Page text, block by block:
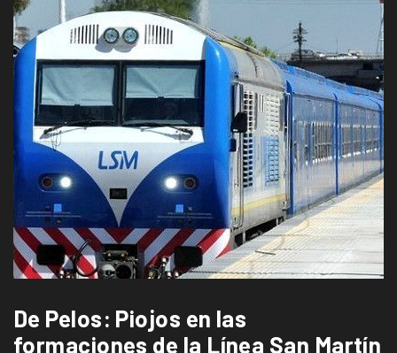
De Pelos: Piojos en las
formaciones de la Línea San Martín